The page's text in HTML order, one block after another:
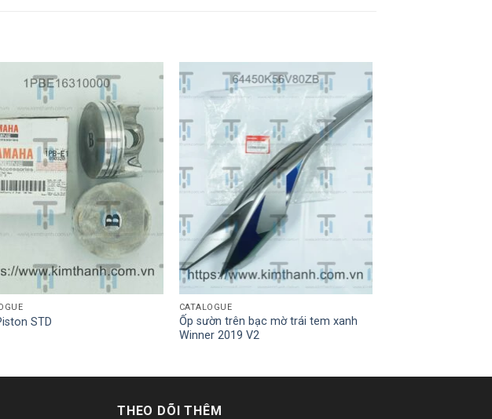
STD
CATALOGUE
Ốp sườn trên bạc mờ trái tem xanh
Winner 2019 V2
THEO DÕI THÊM